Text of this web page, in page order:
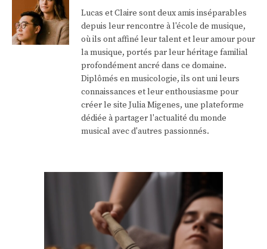
Lucas et Claire sont deux amis inséparables
depuis leur rencontre à l'école de musique,
où ils ont affiné leur talent et leur amour pour
la musique, portés par leur héritage familial
profondément ancré dans ce domaine.
Diplômés en musicologie, ils ont uni leurs
connaissances et leur enthousiasme pour
créer le site Julia Migenes, une plateforme
dédiée à partager l'actualité du monde
musical avec d'autres passionnés.